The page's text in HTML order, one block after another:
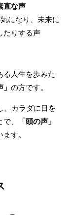
直な声
になり、未来に
たりする声
る人生を歩みた
」の方です。
、カラダに目を
、
「頭の声」
す。